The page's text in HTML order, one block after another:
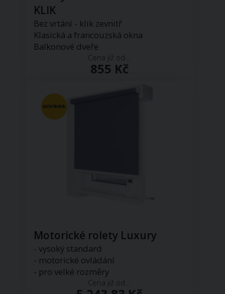
KLIK
Bez vrtání - klik zevnitř
Klasická a francouzská okna
Balkonové dveře
Cena již od...
855 Kč
Motorické rolety Luxury
- vysoký standard
- motorické ovládání
- pro velké rozměry
Cena již od...